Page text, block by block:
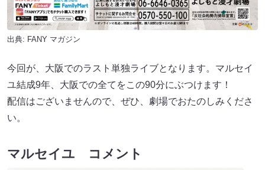
出典: FANY マガジン
今回が、大阪でのラスト単独ライブとなります。マルセイ
ユ結成9年、大阪での全てをこの90分にぶつけます！
配信はございませんので、ぜひ、劇場でおたのしみくださ
い。
マルセイユ コメント